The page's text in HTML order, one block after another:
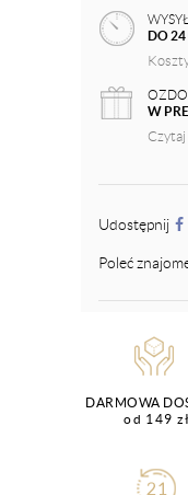
DO
W
Udostępnij
Poleć
DARMOWA
od 149 zł